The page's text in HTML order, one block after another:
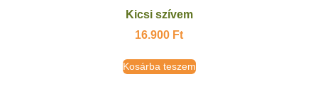
Kicsi szívem
16.900 Ft
Kosárba teszem